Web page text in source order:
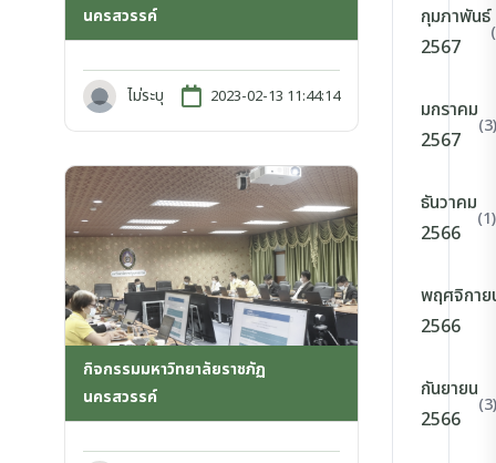
นครสวรรค์
ไม่ระบุ 2023-02-13 11:44:14
กิจกรรมมหาวิทยาลัยราชภัฏ
นครสวรรค์
กุมภาพันธ์
2567
มกราคม
2567
(3)
ธันวาคม
2566
(1)
พฤศจิกาย
2566
กันยายน
2566
(3)